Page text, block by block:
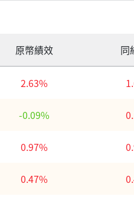
原幣績效
同
2.63%
-0.09%
0.97%
0.47%